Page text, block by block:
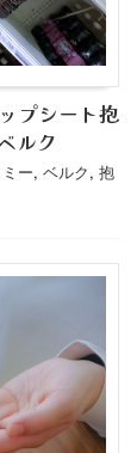
プシート抱
ルク
ー, ベルク, 抱